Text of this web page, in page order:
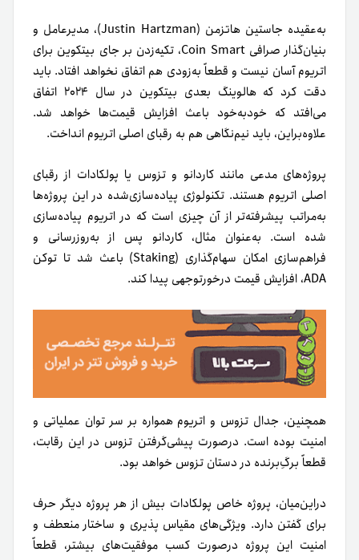
به‌عقیده جاستین هاتزمن (Justin Hartzman)، مدیرعامل و
بنیان‌گذار صرافی Coin Smart، تکیه‌زدن بر جای بیتکوین برای
اتریوم آسان نیست و قطعاً به‌زودی هم اتفاق نخواهد افتاد. باید
دقت کرد که هالوینگ بعدی بیتکوین در سال ۲۰۲۴ اتفاق
می‌افتد که خودبه‌خود باعث افزایش قیمت‌ها خواهد شد.
علاوه‌براین، باید نیم‌نگاهی هم به رقبای اصلی اتریوم انداخت.
پروژه‌های مدعی مانند کاردانو و تزوس یا پولکادات از رقبای
اصلی اتریوم هستند. تکنولوژی پیاده‌سازی‌شده در این پروژه‌ها
به‌مراتب پیشرفته‌تر از آن چیزی است که در اتریوم پیاده‌سازی
شده است. به‌عنوان مثال، کاردانو پس از به‌روزرسانی و
فراهم‌سازی امکان سهام‌گذاری (Staking) باعث شد تا توکن
ADA، افزایش قیمت درخورتوجهی پیدا کند.
همچنین، جدال تزوس و اتریوم همواره بر سر توان عملیاتی و
امنیت بوده است. درصورت پیشی‌گرفتن تزوس در این رقابت،
قطعاً برگِ‌برنده در دستان تزوس خواهد بود.
دراین‌میان، پروژه خاص پولکادات بیش از هر پروژه دیگر حرف
برای گفتن دارد. ویژگی‌های مقیاس پذیری و ساختار منعطف و
امنیت این پروژه درصورت کسب موفقیت‌های بیشتر، قطعاً